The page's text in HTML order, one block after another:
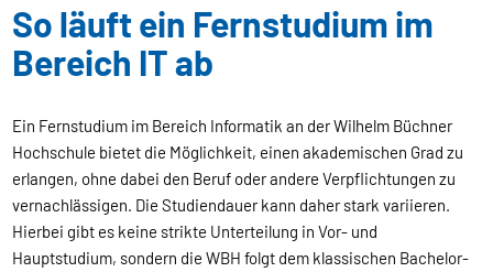
So läuft ein Fernstudium im
Bereich IT ab
Ein Fernstudium im Bereich Informatik an der Wilhelm Büchner
Hochschule bietet die Möglichkeit, einen akademischen Grad zu
erlangen, ohne dabei den Beruf oder andere Verpflichtungen zu
vernachlässigen. Die Studiendauer kann daher stark variieren.
Hierbei gibt es keine strikte Unterteilung in Vor- und
Hauptstudium, sondern die WBH folgt dem klassischen Bachelor-